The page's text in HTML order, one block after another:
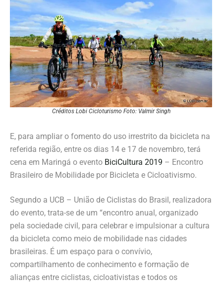
Créditos Lobi Cicloturismo Foto: Valmir Singh
E, para ampliar o fomento do uso irrestrito da bicicleta na
referida região, entre os dias 14 e 17 de novembro, terá
cena em Maringá o evento BiciCultura 2019 – Encontro
Brasileiro de Mobilidade por Bicicleta e Cicloativismo.
Segundo a UCB – União de Ciclistas do Brasil, realizadora
do evento, trata-se de um “encontro anual, organizado
pela sociedade civil, para celebrar e impulsionar a cultura
da bicicleta como meio de mobilidade nas cidades
brasileiras. É um espaço para o convívio,
compartilhamento de conhecimento e formação de
alianças entre ciclistas, cicloativistas e todos os